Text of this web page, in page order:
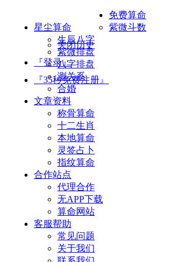
星尘算命
关闭历史
『登录』
『35秒免费注册』
免费算命
紫微斗数
生辰八字
紫微排盘
八字排盘
测关系
合婚
文章资料
称骨算命
十二生肖
本地算命
灵签占卜
指纹算命
合作站点
代理合作
无APP下载
算命网站
客服帮助
常见问题
关于我们